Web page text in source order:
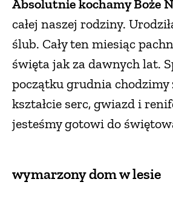
Absolutnie kochamy Boże
całej naszej rodziny.
ślub. Cały ten miesiąc
święta jak za dawnych lat.
początku grudnia chodzimy
kształcie serc, gwiazd i
jesteśmy gotowi do
wymarzony dom w lesie